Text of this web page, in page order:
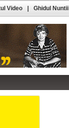
Video Ghidul Nuntii